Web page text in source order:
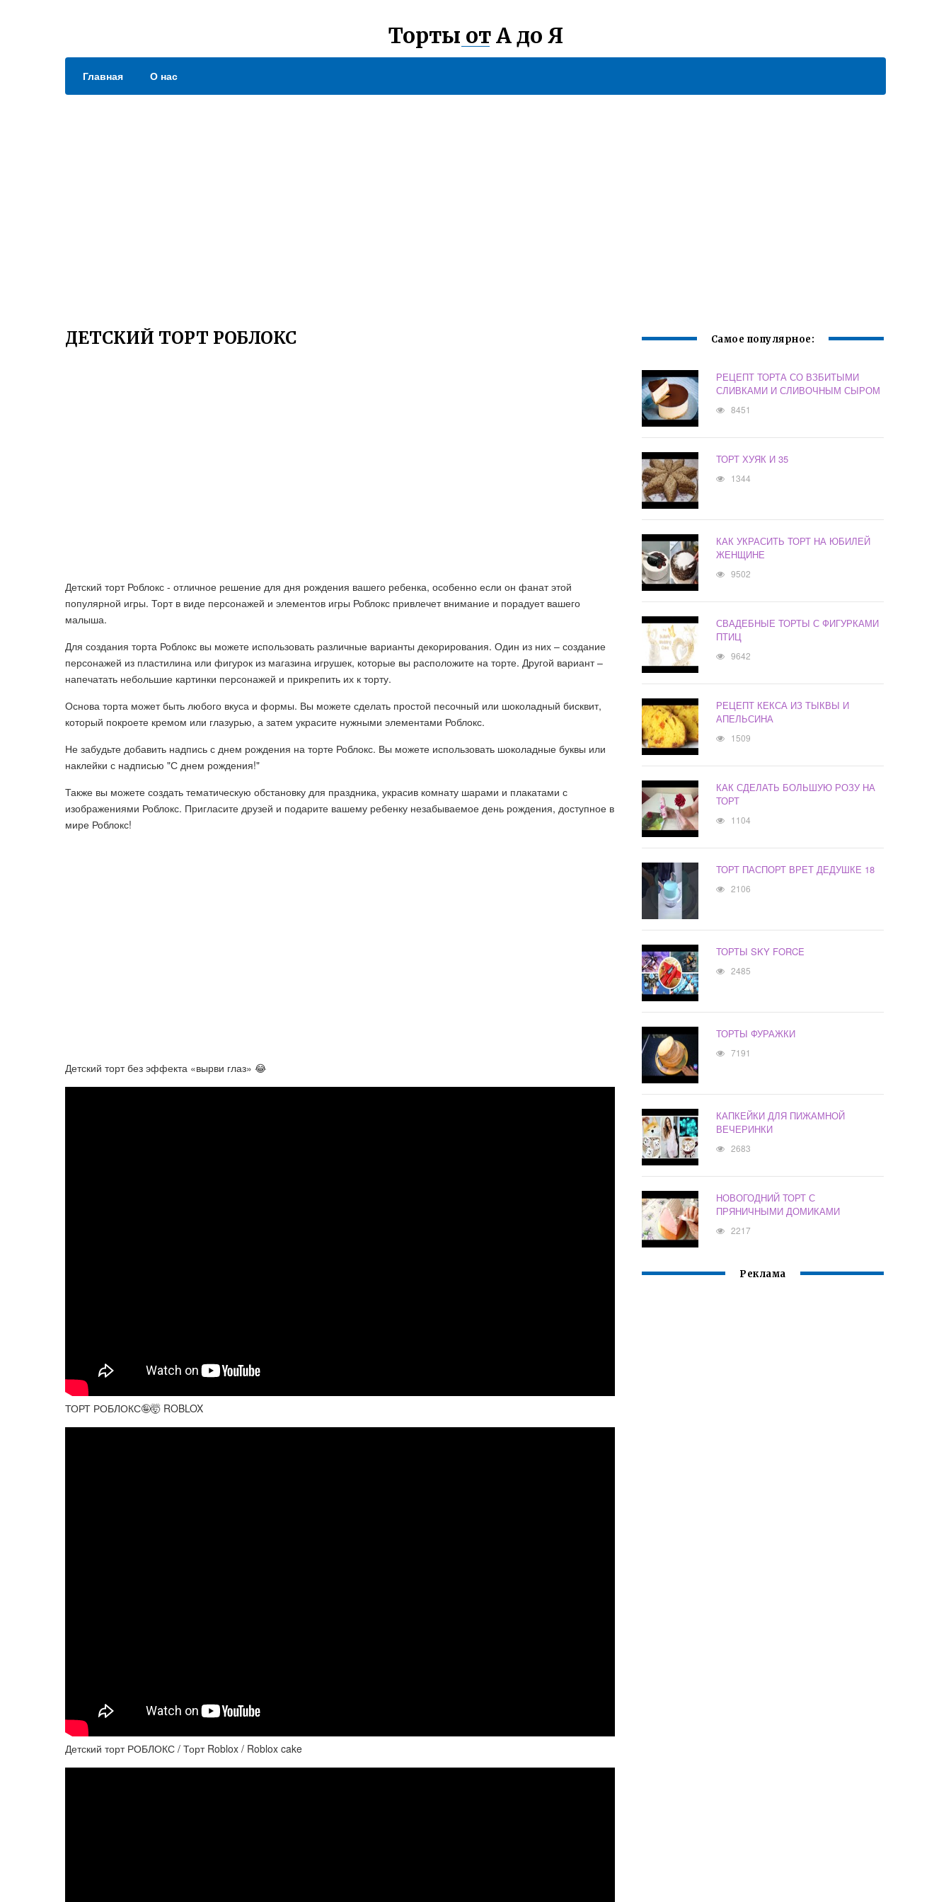
Торты от А до Я
Главная О нас
ДЕТСКИЙ ТОРТ РОБЛОКС
Детский торт Роблокс - отличное решение для дня рождения вашего ребенка, особенно если он фанат этой
популярной игры. Торт в виде персонажей и элементов игры Роблокс привлечет внимание и порадует вашего
малыша.
Для создания торта Роблокс вы можете использовать различные варианты декорирования. Один из них – создание
персонажей из пластилина или фигурок из магазина игрушек, которые вы расположите на торте. Другой вариант –
напечатать небольшие картинки персонажей и прикрепить их к торту.
Основа торта может быть любого вкуса и формы. Вы можете сделать простой песочный или шоколадный бисквит,
который покроете кремом или глазурью, а затем украсите нужными элементами Роблокс.
Не забудьте добавить надпись с днем рождения на торте Роблокс. Вы можете использовать шоколадные буквы или
наклейки с надписью "С днем рождения!"
Также вы можете создать тематическую обстановку для праздника, украсив комнату шарами и плакатами с
изображениями Роблокс. Пригласите друзей и подарите вашему ребенку незабываемое день рождения, доступное в
мире Роблокс!
Детский торт без эффекта «вырви глаз» 😂
ТОРТ РОБЛОКС🤪🤯 ROBLOX
Детский торт РОБЛОКС / Торт Roblox / Roblox cake
Самое популярное:
РЕЦЕПТ ТОРТА СО ВЗБИТЫМИ
СЛИВКАМИ И СЛИВОЧНЫМ СЫРОМ
8451
ТОРТ ХУЯК И 35
1344
КАК УКРАСИТЬ ТОРТ НА ЮБИЛЕЙ
ЖЕНЩИНЕ
9502
СВАДЕБНЫЕ ТОРТЫ С ФИГУРКАМИ
ПТИЦ
9642
РЕЦЕПТ КЕКСА ИЗ ТЫКВЫ И
АПЕЛЬСИНА
1509
КАК СДЕЛАТЬ БОЛЬШУЮ РОЗУ НА
ТОРТ
1104
ТОРТ ПАСПОРТ ВРЕТ ДЕДУШКЕ 18
2106
ТОРТЫ SKY FORCE
2485
ТОРТЫ ФУРАЖКИ
7191
КАПКЕЙКИ ДЛЯ ПИЖАМНОЙ
ВЕЧЕРИНКИ
2683
НОВОГОДНИЙ ТОРТ С
ПРЯНИЧНЫМИ ДОМИКАМИ
2217
Реклама